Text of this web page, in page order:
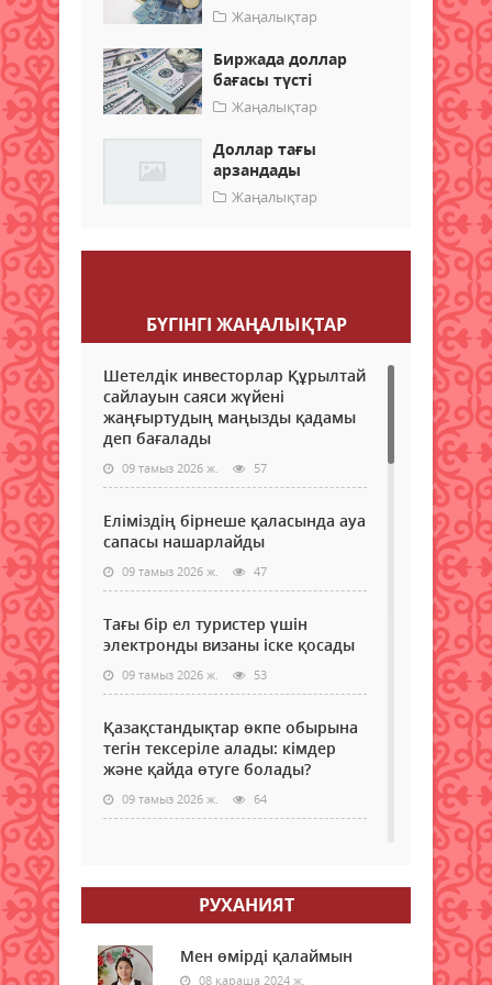
Жаңалықтар
Биржада доллар
бағасы түсті
Жаңалықтар
Доллар тағы
арзандады
Жаңалықтар
БҮГІНГI ЖАҢАЛЫҚТАР
Шетелдік инвесторлар Құрылтай
сайлауын саяси жүйені
жаңғыртудың маңызды қадамы
деп бағалады
09 тамыз 2026 ж. 57
Еліміздің бірнеше қаласында ауа
сапасы нашарлайды
09 тамыз 2026 ж. 47
Тағы бір ел туристер үшін
электронды визаны іске қосады
09 тамыз 2026 ж. 53
Қазақстандықтар өкпе обырына
тегін тексеріле алады: кімдер
және қайда өтуге болады?
09 тамыз 2026 ж. 64
жариялады
09 тамыз 2026 ж. 65
"Қазақстан халқына" қоғамдық
РУХАНИЯТ
Мен өмірді қалаймын
08 қараша 2024 ж.